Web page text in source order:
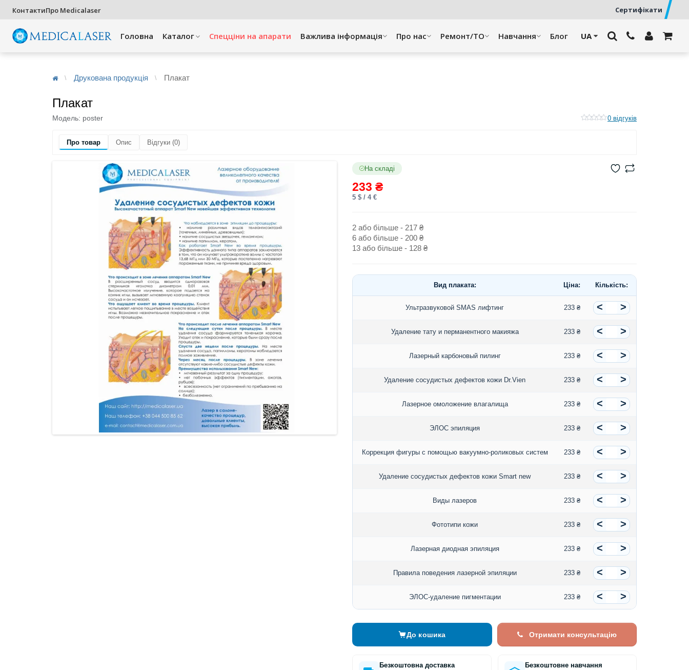
КонтактиПро Medicalaser Сертифікати
Головна Каталог Спецціни на апарати Важлива інформація Про нас Ремонт/ТО Навчання Блог
Друкована продукція Плакат
Плакат
Модель: poster 0 відгуків
Про товар Опис Відгуки (0)
На складі
233 ₴
5 $ / 4 €
2 або більше - 217 ₴
6 або більше - 200 ₴
13 або більше - 128 ₴
Вид плаката: Ціна: Кількість:
Ультразвуковой SMAS лифтинг 233 ₴ < >
Удаление тату и перманентного макияжа 233 ₴ < >
Лазерный карбоновый пилинг 233 ₴ < >
Удаление сосудистых дефектов кожи Dr.Vien 233 ₴ < >
Лазерное омоложение влагалища 233 ₴ < >
ЭЛОС эпиляция 233 ₴ < >
Коррекция фигуры с помощью вакуумно-роликовых систем 233 ₴ < >
Удаление сосудистых дефектов кожи Smart new 233 ₴ < >
Виды лазеров 233 ₴ < >
Фототипи кожи 233 ₴ < >
Лазерная диодная эпиляция 233 ₴ < >
Правила поведения лазерной эпиляции 233 ₴ < >
ЭЛОС-удаление пигментации 233 ₴ < >
До кошика Отримати консультацію
Безкоштовна доставка Безкоштовне навчання